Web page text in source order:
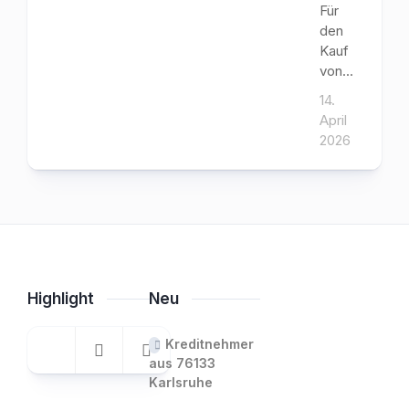
Für
den
Kauf
von...
14.
April
2026
Highlight Neu
Kreditnehmer
aus 76133
Karlsruhe